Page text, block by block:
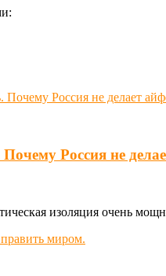
Россия не
изоляция очень